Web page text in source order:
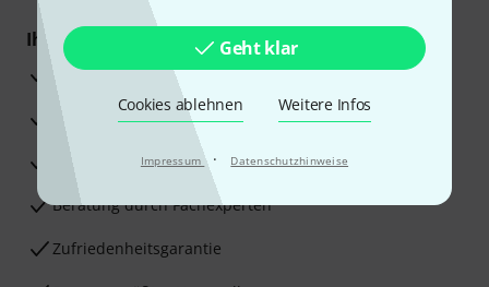
Geht klar
Cookies ablehnen Weitere Infos
Impressum · Datenschutzhinweise
Ihre Vorteile
3 Jahre Thomann Garantie
30 Tage Money-Back-Garantie
Reparaturservice
Beratung durch Fachexperten
Zufriedenheitsgarantie